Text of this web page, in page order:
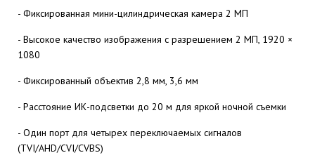
- Фиксированная мини-цилиндрическая камера 2 МП
- Высокое качество изображения с разрешением 2 МП, 1920 ×
1080
- Фиксированный объектив 2,8 мм, 3,6 мм
- Расстояние ИК-подсветки до 20 м для яркой ночной съемки
- Один порт для четырех переключаемых сигналов
(TVI/AHD/CVI/CVBS)